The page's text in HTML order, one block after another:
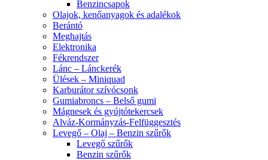
Benzincsapok
Olajok, kenőanyagok és adalékok
Berántó
Meghajtás
Elektronika
Fékrendszer
Lánc – Lánckerék
Ülések – Miniquad
Karburátor szívócsonk
Gumiabroncs – Belső gumi
Mágnesek és gyújtótekercsek
Alváz-Kormányzás-Felfüggesztés
Levegő – Olaj – Benzin szűrők
Levegő szűrők
Benzin szűrők